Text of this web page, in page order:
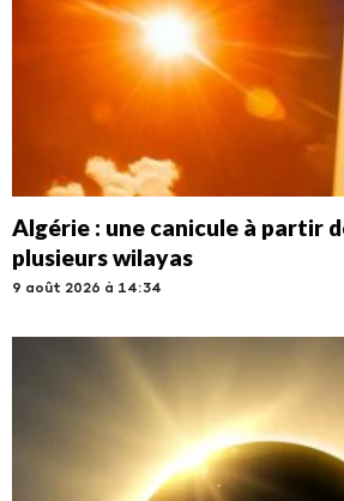
Algérie : une canicule à partir
plusieurs wilayas
9 août 2026 à 14:34